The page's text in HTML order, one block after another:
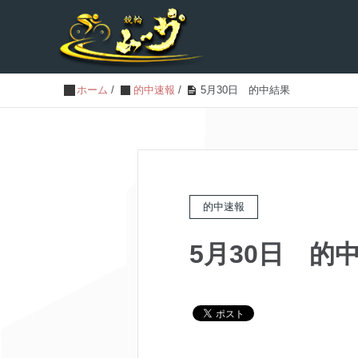
ホーム / 的中速報 / 5月30日 的中結果
的中速報
5月30日 的